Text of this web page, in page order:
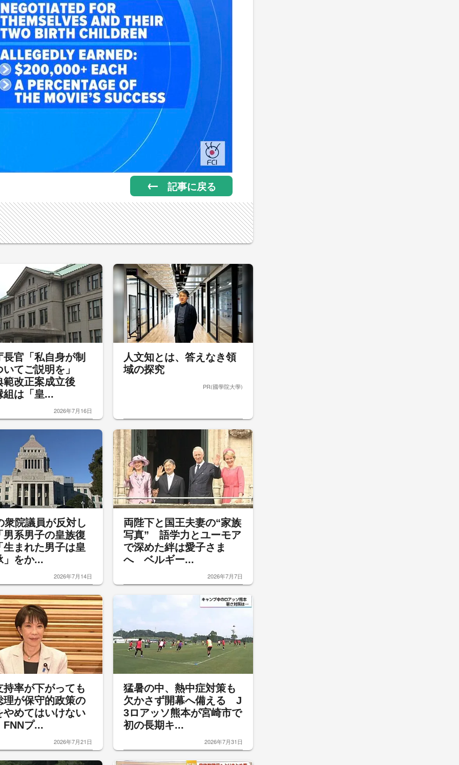
記事に戻る
長官「私自身が制
いてご説明を」
範改正案成立後
組は「皇...
2026年7月16日
人文知とは、答えなき領
域の探究
PR(國學院大學)
衆院議員が反対し
男系男子の皇族復
生まれた男子は皇
」をか...
2026年7月14日
両陛下と国王夫妻の“家族
写真” 語学力とユーモア
で深めた絆は愛子さま
へ ベルギー...
2026年7月7日
持率が下がっても
理が保守的政策の
やめてはいけない
FNNプ...
2026年7月21日
猛暑の中、熱中症対策も
欠かさず開幕へ備える J
3ロアッソ熊本が宮崎市で
初の長期キ...
2026年7月31日